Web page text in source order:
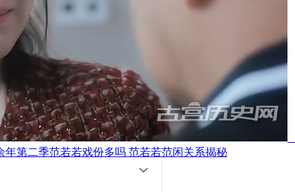
年第二季范若若戏份多吗 范若若范闲关系揭秘